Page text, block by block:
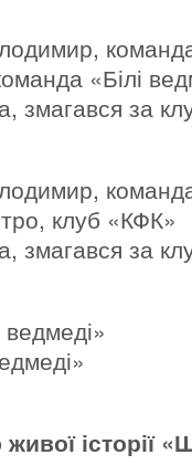
«Білі
змагався за
клуб «КФК»
змагався за
історії